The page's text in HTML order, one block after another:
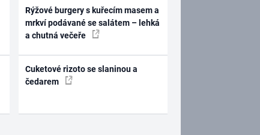
Rýžové burgery s kuřecím masem a
mrkví podávané se salátem – lehká
a chutná večeře
Cuketové rizoto se slaninou a
čedarem